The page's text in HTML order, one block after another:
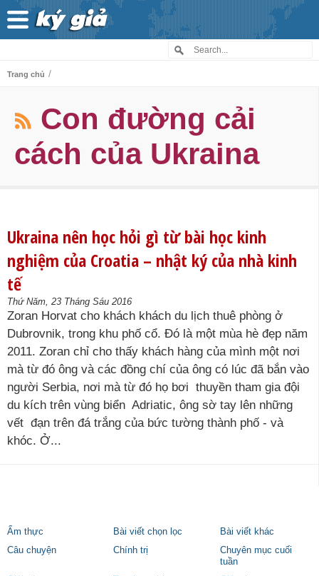
Trang chủ /
Con đường cải
cách của Ukraina
Ukraina nên học hỏi gì từ bài học kinh
nghiệm của Croatia – nhật ký của nhà kinh
tế
Thứ Năm, 23 Tháng Sáu 2016
Zoran Horvat cho khách khách du lịch thuê phòng ở
Dubrovnik, trong khu phố cổ. Đó là một mùa hè đẹp năm
2011. Zoran chỉ cho thấy khách hàng của mình một nơi
mà từ đó ông và các đồng chí của ông có lúc đã bắn vào
người Serbia, nơi mà từ đó họ bơi thuyền tham gia đội
du kích trên vùng biển Adriatic, ông sờ tay lên những
vết đạn trên đá trắng của bức tường thành phố - và
khóc. Ở...
Ẩm thực Bài viết chọn lọc
Bài viết khác
Câu chuyện
Chính trị
Chuyên mục cuối
tuần